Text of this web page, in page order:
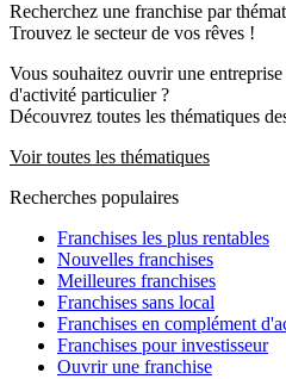
Recherchez une franchise par
Trouvez le secteur de vos rêves !
Vous souhaitez ouvrir une
d'activité particulier ?
Découvrez toutes les thématiques
Voir toutes les thématiques
Recherches populaires
Franchises les plus rentables
Nouvelles franchises
Meilleures franchises
Franchises sans local
Franchises en complément
Franchises pour investisseur
Ouvrir une franchise